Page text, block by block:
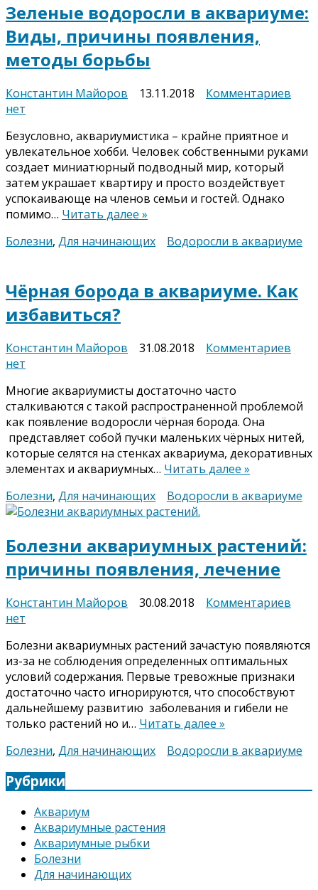
Зеленые водоросли в аквариуме:
Виды, причины появления,
методы борьбы
Константин Майоров 13.11.2018 Комментариев
в
нет
Безусловно, аквариумистика – крайне приятное и
увлекательное хобби. Человек собственными руками
создает миниатюрный подводный мир, который
затем украшает квартиру и просто воздействует
успокаивающе на членов семьи и гостей. Однако
помимо… Читать далее »
Болезни, Для начинающих Водоросли в аквариуме
Чёрная борода в аквариуме. Как
избавиться?
Константин Майоров 31.08.2018 Комментариев
в
Как
нет
Многие аквариумисты достаточно часто
сталкиваются с такой распространенной проблемой
как появление водоросли чёрная борода. Она
представляет собой пучки маленьких чёрных нитей,
которые селятся на стенках аквариума, декоративных
элементах и аквариумных… Читать далее »
Болезни, Для начинающих Водоросли в аквариуме
Болезни аквариумных растений:
причины появления, лечение
Константин Майоров 30.08.2018 Комментариев
нет
Болезни аквариумных растений зачастую появляются
из-за не соблюдения определенных оптимальных
условий содержания. Первые тревожные признаки
достаточно часто игнорируются, что способствуют
дальнейшему развитию заболевания и гибели не
только растений но и… Читать далее »
Болезни, Для начинающих Водоросли в аквариуме
Рубрики
Аквариум
Аквариумные растения
Аквариумные рыбки
Болезни
Для начинающих